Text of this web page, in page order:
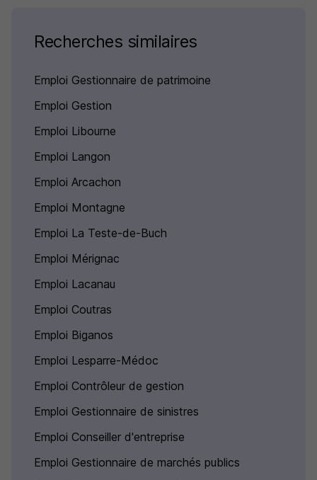
Recherches similaires
Emploi Gestionnaire de patrimoine
Emploi Gestion
Emploi Libourne
Emploi Langon
Emploi Arcachon
Emploi Montagne
Emploi La Teste-de-Buch
Emploi Mérignac
Emploi Lacanau
Emploi Coutras
Emploi Biganos
Emploi Lesparre-Médoc
Emploi Contrôleur de gestion
Emploi Gestionnaire de sinistres
Emploi Conseiller d'entreprise
Emploi Gestionnaire de marchés publics